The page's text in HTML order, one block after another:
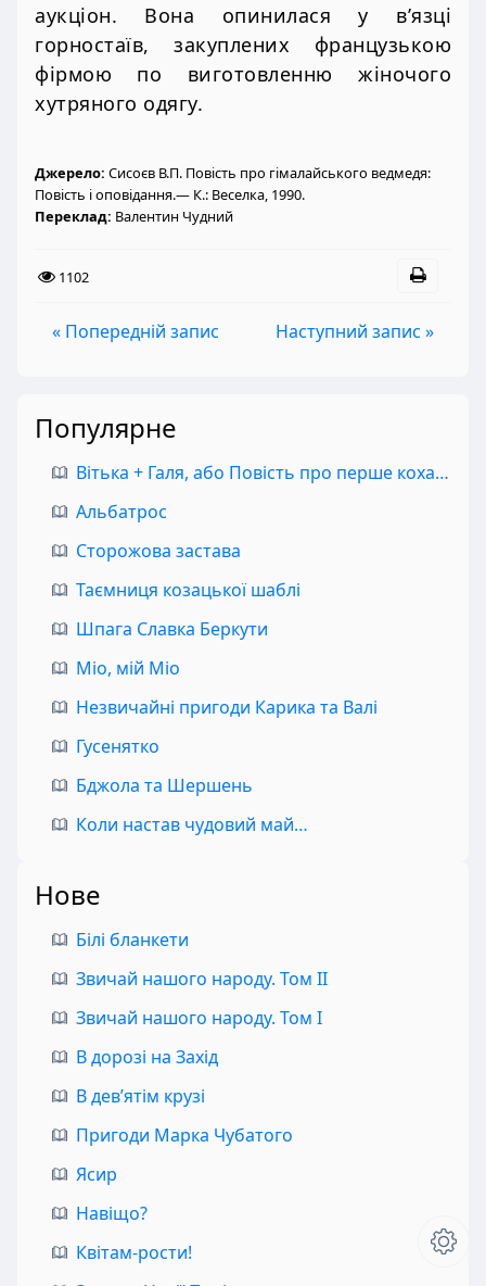
аукціон. Вона опинилася у в’язці
горностаїв, закуплених французькою
фірмою по виготовленню жіночого
хутряного одягу.
Джерело: Сисоєв В.П. Повість про гімалайського ведмедя:
Повість і оповідання.— К.: Веселка, 1990.
Переклад: Валентин Чудний
1102
« Попередній запис Наступний запис »
Популярне
Вітька + Галя, або Повість про перше кохання
Альбатрос
Сторожова застава
Таємниця козацької шаблі
Шпага Славка Беркути
Міо, мій Міо
Незвичайні пригоди Карика та Валі
Гусенятко
Бджола та Шершень
Коли настав чудовий май…
Нове
Білі бланкети
Звичай нашого народу. Том II
Звичай нашого народу. Том I
В дорозі на Захід
В дев’ятім крузі
Пригоди Марка Чубатого
Ясир
Навіщо?
Квітам-рости!